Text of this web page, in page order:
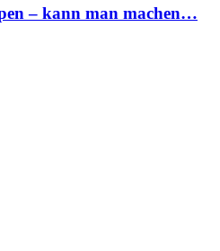
– kann man machen…